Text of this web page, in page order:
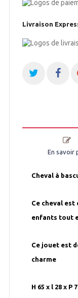
Livraison
En savoir
Cheval à
Ce cheval est
enfants tout
Ce jouet est
charme
H 65 x l 28 x P